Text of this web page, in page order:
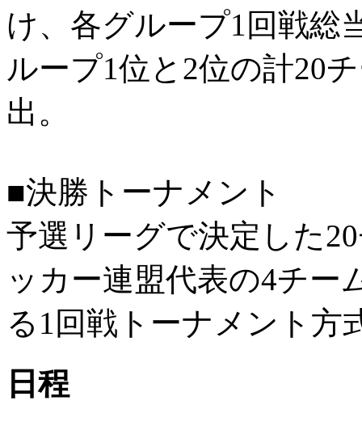
け、各グループ1回戦総
ループ1位と2位の計20
出。
■決勝トーナメント
予選リーグで決定した
ッカー連盟代表の4チー
る1回戦トーナメント方
日程